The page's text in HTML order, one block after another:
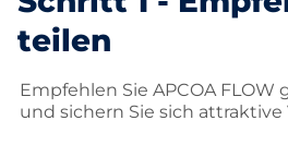
teilen
Empfehlen Sie APCOA FLOW
und sichern Sie sich attraktive